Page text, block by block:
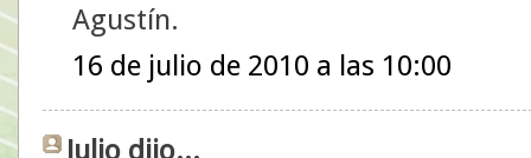
Agustín.
16 de julio de 2010 a las 10:00
Julio dijo...